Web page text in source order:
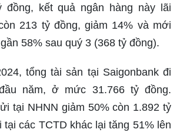
đồng, kết quả ngân hàng này lãi
213 tỷ đồng, giảm 14% và mới
58% sau quý 3 (368 tỷ đồng).
tổng tài sản tại Saigonbank đi
năm, ở mức 31.766 tỷ đồng.
tại NHNN giảm 50% còn 1.892 tỷ
các TCTD khác lại tăng 51% lên